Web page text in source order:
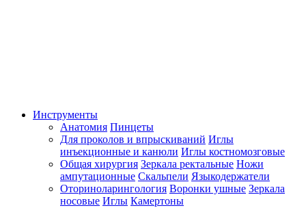
Инструменты
Анатомия Пинцеты
Для проколов и впрыскиваний Иглы
инъекционные и канюли Иглы костномозговые
Общая хирургия Зеркала ректальные Ножи
ампутационные Скальпели Языкодержатели
Оториноларингология Воронки ушные Зеркала
носовые Иглы Камертоны